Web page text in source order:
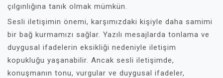
çılgınlığına tanık olmak mümkün.
Sesli iletişimin önemi, karşımızdaki kişiyle daha samimi
bir bağ kurmamızı sağlar. Yazılı mesajlarda tonlama ve
duygusal ifadelerin eksikliği nedeniyle iletişim
kopukluğu yaşanabilir. Ancak sesli iletişimde,
konuşmanın tonu, vurgular ve duygusal ifadeler,